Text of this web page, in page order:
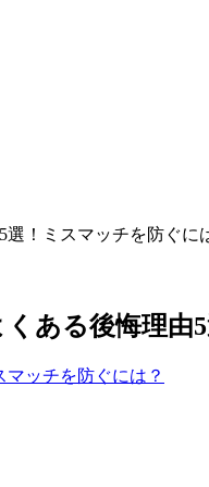
！ミスマッチを防ぐに
ある後悔理
ッチを防ぐには？